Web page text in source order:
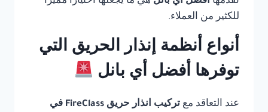
للكثير من العملاء.
أنواع أنظمة إنذار الحريق التي
توفرها أفضل أي بانل
عند التعاقد مع
تركيب انذار حريق FireClass في